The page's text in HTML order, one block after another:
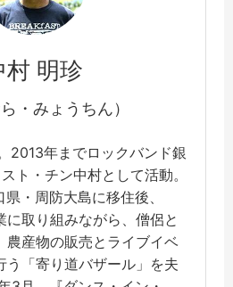
村 明珍
・みょうちん）
2013年までロックバンド銀
ト・チン中村として活動。
・周防大島に移住後、
に取り組みながら、僧侶と
農産物の販売とライブイベ
う「寄り道バザール」を夫